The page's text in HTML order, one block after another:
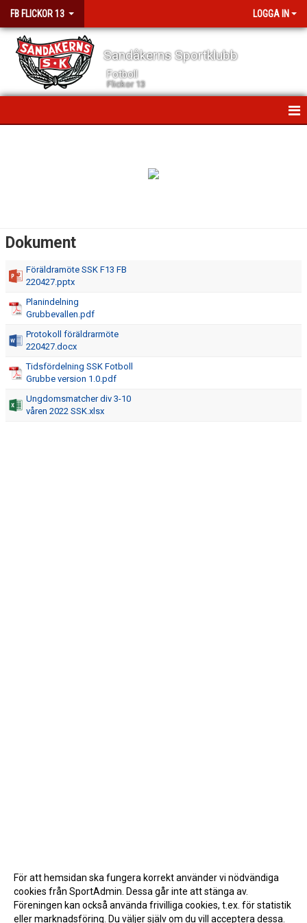
FB FLICKOR 13 LOGGA IN
Sandåkerns Sportklubb
Fotboll
Flickor 13
BILDGALLERI
DOKUMENT
KONTAKT
ANMÄLAN FOTBOLL F13
Dokument
Föräldramöte SSK F13 FB
220427.pptx
Planindelning
Grubbevallen.pdf
Protokoll föräldrarmöte
220427.docx
Tidsfördelning SSK Fotboll
Grubbe version 1.0.pdf
Ungdomsmatcher div 3-10
våren 2022 SSK.xlsx
För att hemsidan ska fungera korrekt använder vi nödvändiga
cookies från SportAdmin. Dessa går inte att stänga av.
Föreningen kan också använda frivilliga cookies, t.ex. för statistik
eller marknadsföring. Du väljer själv om du vill acceptera dessa.